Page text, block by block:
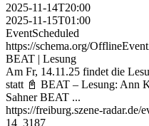
2025-11-14T20:00
2025-11-15T01:00
EventScheduled
https://schema.org/
BEAT | Lesung
Am Fr, 14.11.25 findet die
statt 📓 BEAT – Lesung: Ann
Sahner BEAT ...
https://freiburg.szene-
14_3187